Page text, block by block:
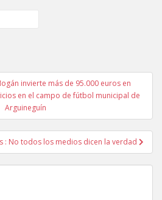
entradas
invierte más de 95.000 euros en
en el campo de fútbol municipal de
Arguineguín
: No todos los medios dicen la verdad